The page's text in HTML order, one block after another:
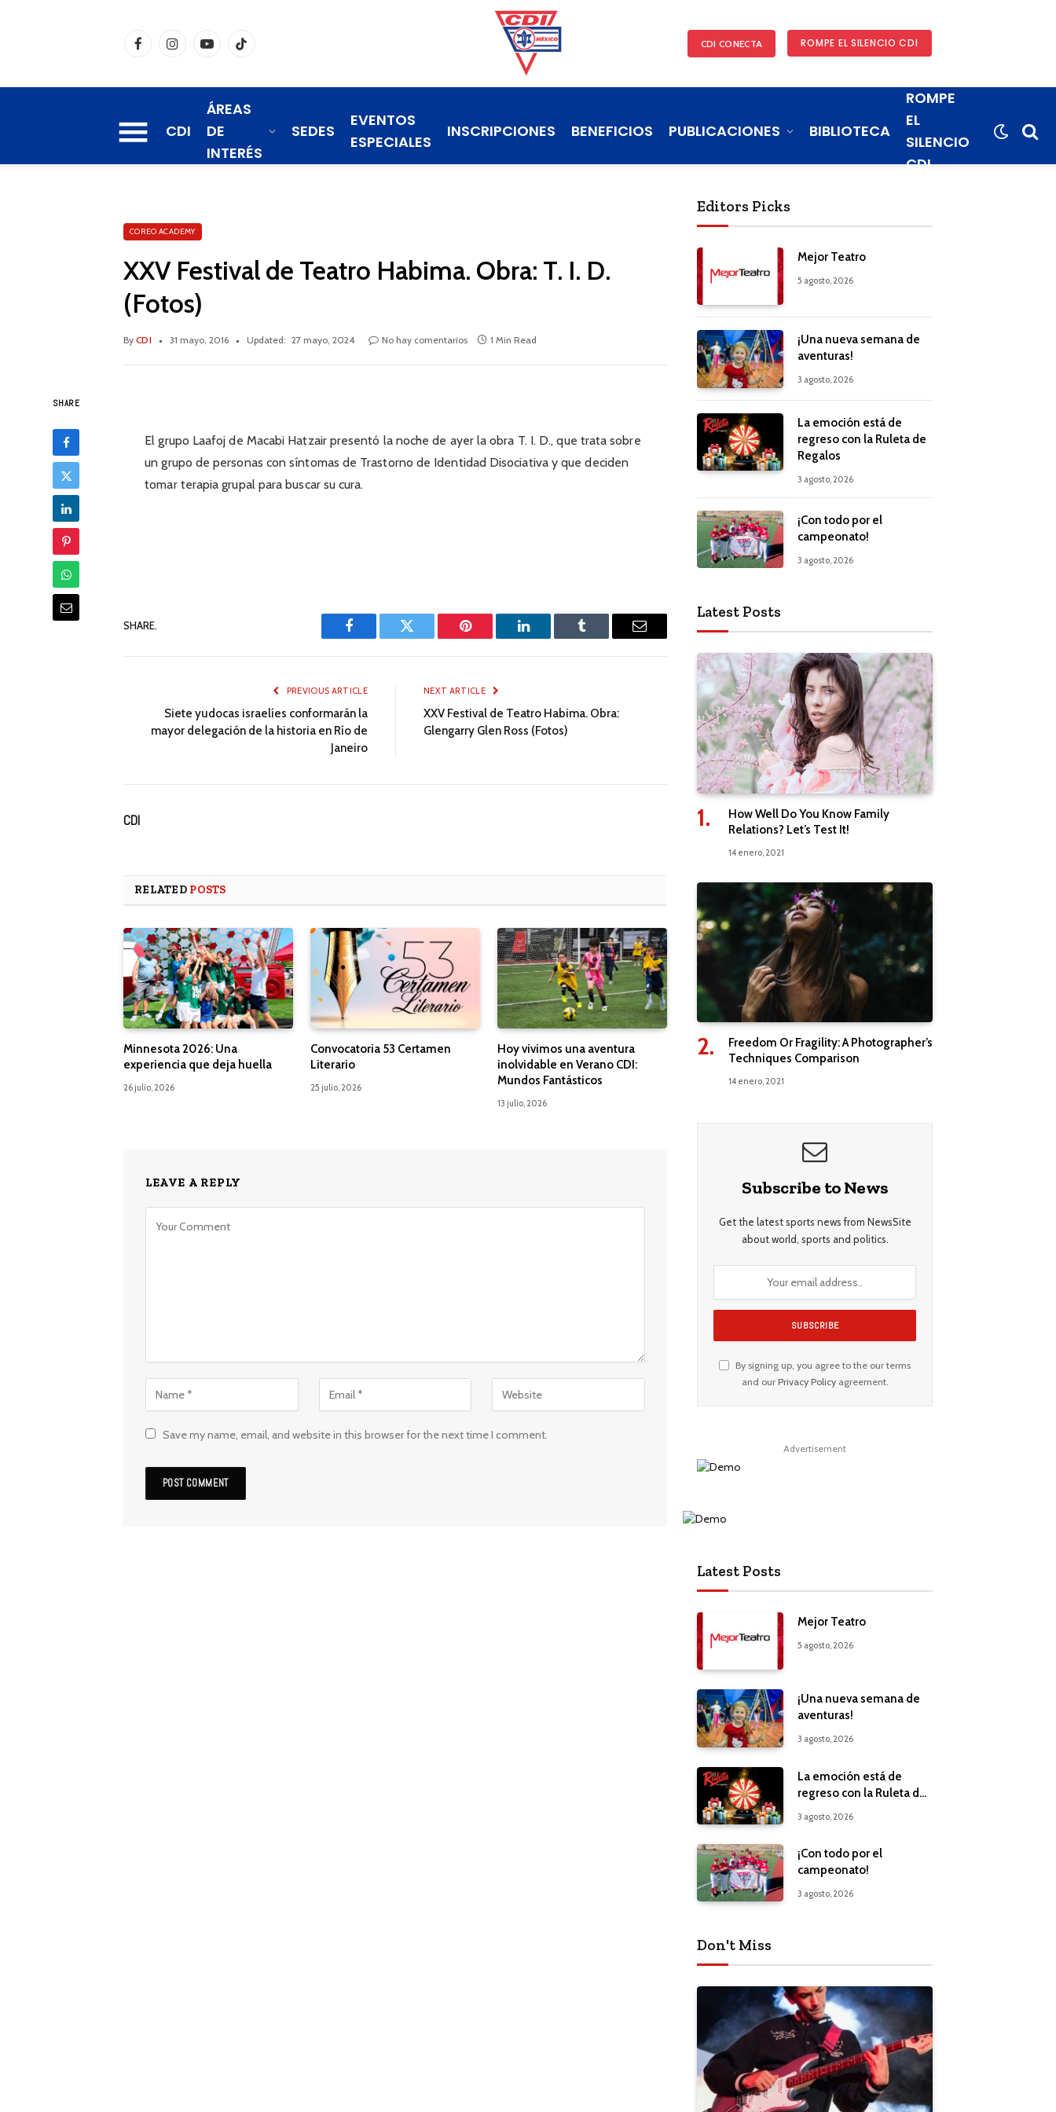
FacebookInstagramYouTubeTikTok CDI CONECTA ROMPE EL SILENCIO CDI
CDI
ÁREAS
DE
INTERÉS
SEDES
EVENTOS
ESPECIALES
INSCRIPCIONES BENEFICIOS PUBLICACIONES BIBLIOTECA
ROMPE
EL
SILENCIO
CDI
COREO ACADEMY
XXV Festival de Teatro Habima. Obra: T. I. D.
(Fotos)
By CDI 31 mayo, 2016 Updated: 27 mayo, 2024 No hay comentarios 1 Min Read
SHARE
El grupo Laafoj de Macabi Hatzair presentó la noche de ayer la obra T. I. D., que trata sobre
un grupo de personas con síntomas de Trastorno de Identidad Disociativa y que deciden
tomar terapia grupal para buscar su cura.
SHARE.
Facebook Twitter Pinterest LinkedIn Tumblr Email
PREVIOUS ARTICLE
Siete yudocas israelíes conformarán la
mayor delegación de la historia en Río de
Janeiro
NEXT ARTICLE
XXV Festival de Teatro Habima. Obra:
Glengarry Glen Ross (Fotos)
CDI
RELATED POSTS
Minnesota 2026: Una
experiencia que deja huella
26 julio, 2026
Convocatoria 53 Certamen
Literario
25 julio, 2026
Hoy vivimos una aventura
inolvidable en Verano CDI:
Mundos Fantásticos
13 julio, 2026
LEAVE A REPLY
Save my name, email, and website in this browser for the next time I comment.
Editors Picks
Mejor Teatro
5 agosto, 2026
¡Una nueva semana de
aventuras!
3 agosto, 2026
La emoción está de
regreso con la Ruleta de
Regalos
3 agosto, 2026
¡Con todo por el
campeonato!
3 agosto, 2026
Latest Posts
How Well Do You Know Family
Relations? Let’s Test It!
14 enero, 2021
Freedom Or Fragility: A Photographer’s
Techniques Comparison
14 enero, 2021
Subscribe to News
Get the latest sports news from NewsSite
about world, sports and politics.
By signing up, you agree to the our terms
and our Privacy Policyagreement.
Advertisement
Latest Posts
Mejor Teatro
5 agosto, 2026
¡Una nueva semana de
aventuras!
3 agosto, 2026
La emoción está de
regreso con la Ruleta de
3 agosto, 2026
¡Con todo por el
campeonato!
3 agosto, 2026
Don't Miss